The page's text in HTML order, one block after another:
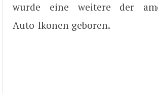
wurde eine weitere der
Auto-Ikonen geboren.